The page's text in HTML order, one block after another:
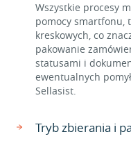
Wszystkie procesy
pomocy smartfonu,
kreskowych, co
pakowanie
statusami i
ewentualnych
Sellasist.
Tryb zbierania i